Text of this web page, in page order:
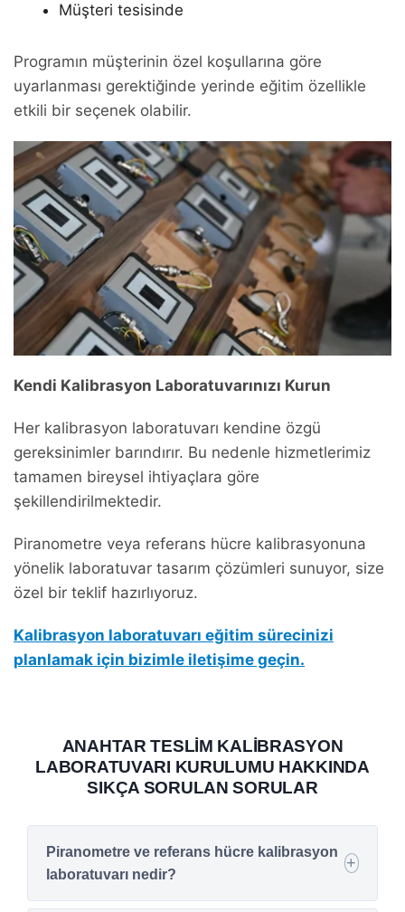
Müşteri tesisinde
Programın müşterinin özel koşullarına göre
uyarlanması gerektiğinde yerinde eğitim özellikle
etkili bir seçenek olabilir.
Kendi Kalibrasyon Laboratuvarınızı Kurun
Her kalibrasyon laboratuvarı kendine özgü
gereksinimler barındırır. Bu nedenle hizmetlerimiz
tamamen bireysel ihtiyaçlara göre
şekillendirilmektedir.
Piranometre veya referans hücre kalibrasyonuna
yönelik laboratuvar tasarım çözümleri sunuyor, size
özel bir teklif hazırlıyoruz.
Kalibrasyon laboratuvarı eğitim sürecinizi
planlamak için bizimle iletişime geçin.
ANAHTAR TESLIM KALIBRASYON
LABORATUVARI KURULUMU HAKKINDA
SIKÇA SORULAN SORULAR
Piranometre ve referans hücre kalibrasyon
laboratuvarı nedir?